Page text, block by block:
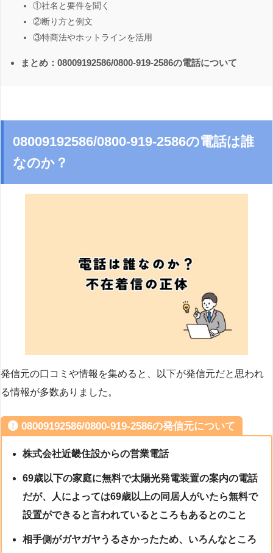
①社名と要件を聞く
②断り方と例文
③特商法やホットラインを活用
まとめ：08009192586/0800-919-2586の電話について
08009192586/0800-919-2586の電話は誰
なのか？
発信元の口コミや情報を集めると、以下が発信元だと思われ
る情報が多数ありました。
08009192586/0800-919-2586の発信元について
株式会社近畿住設からの営業電話
69歳以下の家庭に無料で太陽光発電装置の案内の電話
だが、人によっては69歳以上の同居人がいたら無料で
設置ができると言われているところもあるとのこと
相手側がガヤガヤうるさかったため、いろんなところ